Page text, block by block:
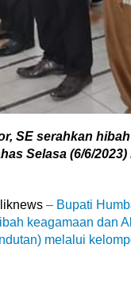
SE serahkan
Selasa (6/6/
– Bupati
keagamaan dan
melalui